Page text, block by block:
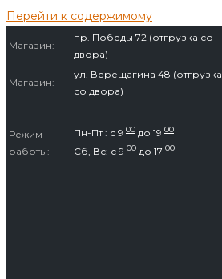
Перейти к содержимому
Магазин:
пр. Победы 72 (отгрузка со
двора)
Магазин:
ул. Верещагина 48 (отгрузка
со двора)
Режим
работы:
Пн-Пт : с 9 00 до 19 00
Сб, Вс: с 9 00 до 17 00